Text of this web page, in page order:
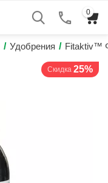
0
/ Удобрения / Fitaktiv™
Скидка 25%